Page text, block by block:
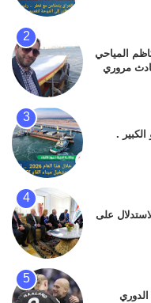
المياحي
مروري
كيا بنكو
الدولي .
، و انا
على